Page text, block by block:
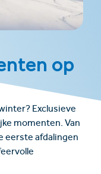
op
Exclusieve
momenten. Van
eerste afdalingen